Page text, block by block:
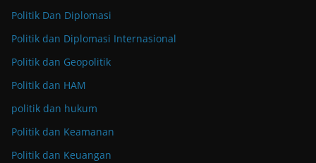
Politik Dan Diplomasi
Politik dan Diplomasi Internasional
Politik dan Geopolitik
Politik dan HAM
politik dan hukum
Politik dan Keamanan
Politik dan Keuangan